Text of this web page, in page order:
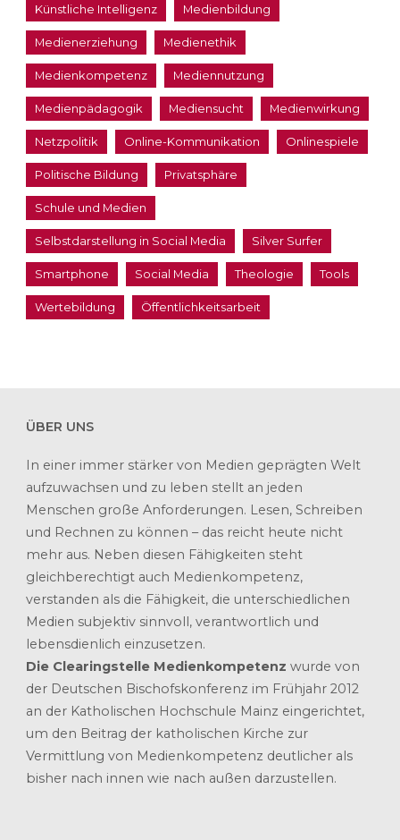
Künstliche Intelligenz Medienbildung
Medienerziehung Medienethik
Medienkompetenz Mediennutzung
Medienpädagogik Mediensucht Medienwirkung
Netzpolitik Online-Kommunikation Onlinespiele
Politische Bildung Privatsphäre
Schule und Medien
Selbstdarstellung in Social Media Silver Surfer
Smartphone Social Media Theologie Tools
Wertebildung Öffentlichkeitsarbeit
ÜBER UNS
In einer immer stärker von Medien geprägten Welt
aufzuwachsen und zu leben stellt an jeden
Menschen große Anforderungen. Lesen, Schreiben
und Rechnen zu können – das reicht heute nicht
mehr aus. Neben diesen Fähigkeiten steht
gleichberechtigt auch Medienkompetenz,
verstanden als die Fähigkeit, die unterschiedlichen
Medien subjektiv sinnvoll, verantwortlich und
lebensdienlich einzusetzen.
Die Clearingstelle Medienkompetenz wurde von
der Deutschen Bischofskonferenz im Frühjahr 2012
an der Katholischen Hochschule Mainz eingerichtet,
um den Beitrag der katholischen Kirche zur
Vermittlung von Medienkompetenz deutlicher als
bisher nach innen wie nach außen darzustellen.